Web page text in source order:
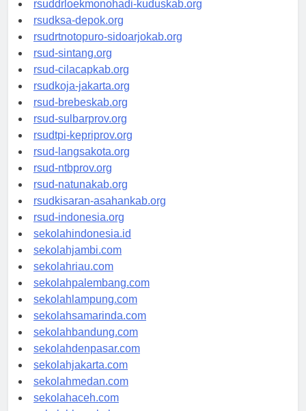
rsuddrloekmonohadi-kuduskab.org
rsudksa-depok.org
rsudrtnotopuro-sidoarjokab.org
rsud-sintang.org
rsud-cilacapkab.org
rsudkoja-jakarta.org
rsud-brebeskab.org
rsud-sulbarprov.org
rsudtpi-kepriprov.org
rsud-langsakota.org
rsud-ntbprov.org
rsud-natunakab.org
rsudkisaran-asahankab.org
rsud-indonesia.org
sekolahindonesia.id
sekolahjambi.com
sekolahriau.com
sekolahpalembang.com
sekolahlampung.com
sekolahsamarinda.com
sekolahbandung.com
sekolahdenpasar.com
sekolahjakarta.com
sekolahmedan.com